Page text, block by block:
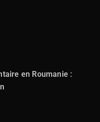
en Roumanie :